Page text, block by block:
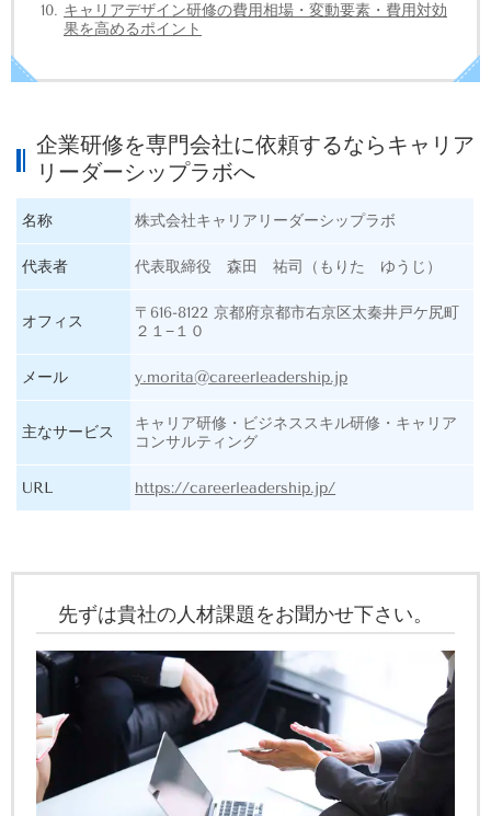
キャリアデザイン研修の費用相場・変動要素・費用対効
果を高めるポイント
企業研修を専門会社に依頼するならキャリア
リーダーシップラボへ
名称 株式会社キャリアリーダーシップラボ
代表者 代表取締役 森田 祐司（もりた ゆうじ）
オフィス
〒616-8122 京都府京都市右京区太秦井戸ケ尻町
２１−１０
メール y.morita@careerleadership.jp
主なサービス
キャリア研修・ビジネススキル研修・キャリア
コンサルティング
URL https://careerleadership.jp/
先ずは貴社の人材課題をお聞かせ下さい。